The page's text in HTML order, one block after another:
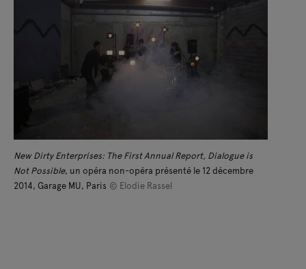
New Dirty Enterprises: The First Annual Report, Dialogue is
Not Possible, un opéra non-opéra présenté le 12 décembre
2014, Garage MU, Paris © Elodie Rassel